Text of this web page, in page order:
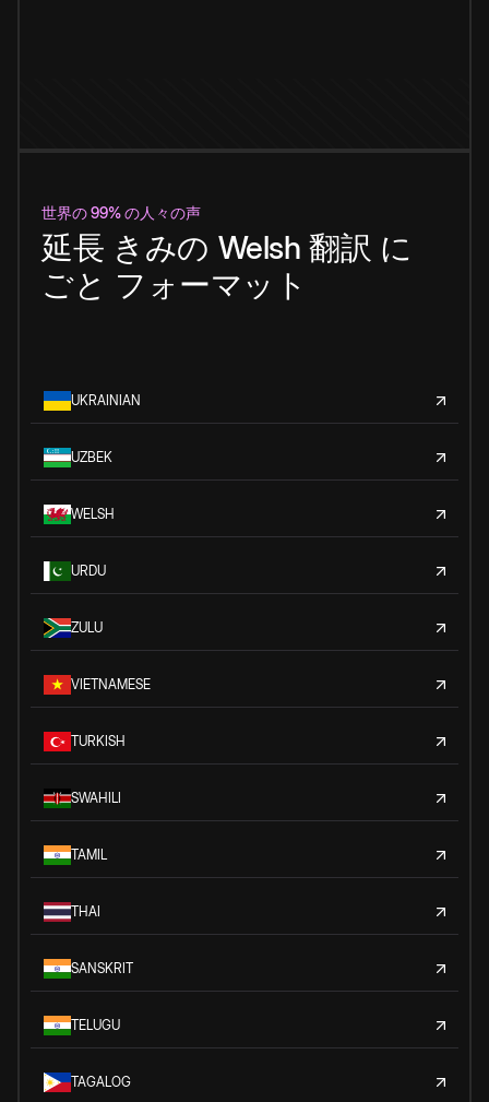
世界の 99% の人々の声
延長 きみの Welsh 翻訳 に
ごと フォーマット
UKRAINIAN
UZBEK
WELSH
URDU
ZULU
VIETNAMESE
TURKISH
SWAHILI
TAMIL
THAI
SANSKRIT
TELUGU
TAGALOG